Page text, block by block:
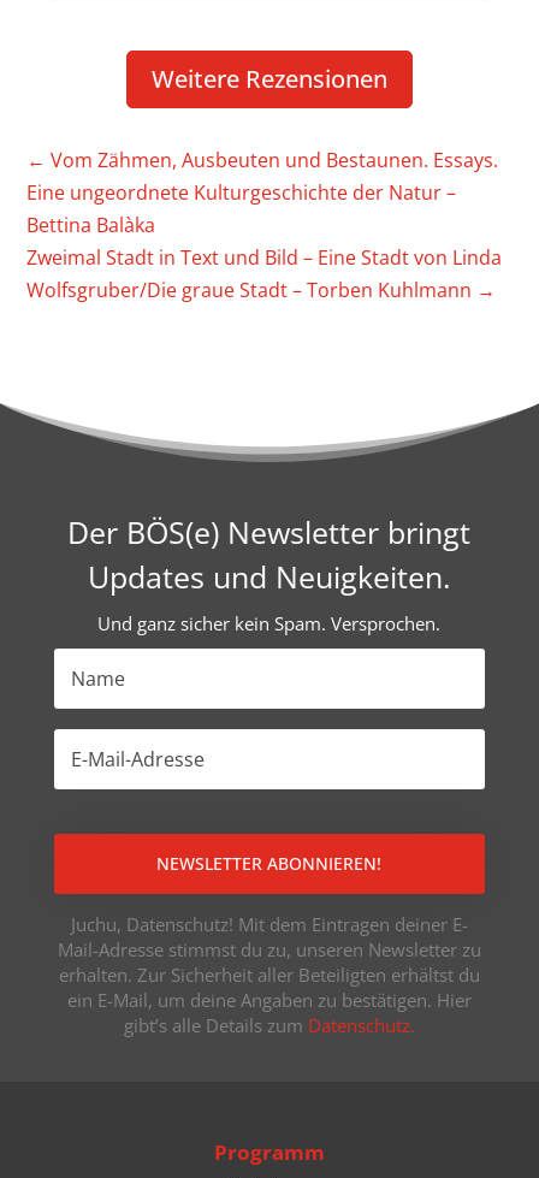
Weitere Rezen­sionen
←Vom Zähmen, Ausbeuten und Bestaunen. Essays.
Eine unge­ord­nete Kultur­ge­schichte der Natur –
Bettina Balàka
Zweimal Stadt in Text und Bild – Eine Stadt von Linda
Wolfsgruber/Die graue Stadt – Torben Kuhl­mann →
Der BÖS(e) Newsletter bringt
Updates und Neuigkeiten.
Und ganz sicher kein Spam. Versprochen.
NEWSLETTER ABONNIEREN!
Juchu, Datenschutz! Mit dem Eintragen deiner E-
Mail-Adresse stimmst du zu, unseren Newsletter zu
erhalten. Zur Sicherheit aller Beteiligten erhältst du
ein E-Mail, um deine Angaben zu bestätigen. Hier
gibt’s alle Details zum Datenschutz.
Programm